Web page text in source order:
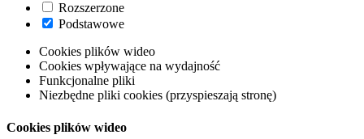
Rozszerzone
Podstawowe
Cookies plików wideo
Cookies wpływające na wydajność
Funkcjonalne pliki
Niezbędne pliki cookies (przyspieszają stronę)
Cookies plików wideo